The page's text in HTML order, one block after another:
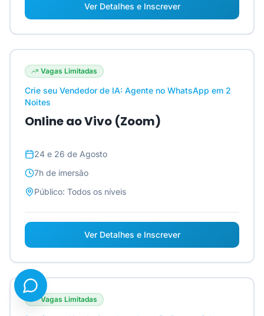
Ver Detalhes e Inscrever
Vagas Limitadas
Crie seu Vendedor de IA: Agente no WhatsApp em 2
Noites
Online ao Vivo (Zoom)
24 e 26 de Agosto
7h de imersão
Público: Todos os níveis
Ver Detalhes e Inscrever
Vagas Limitadas